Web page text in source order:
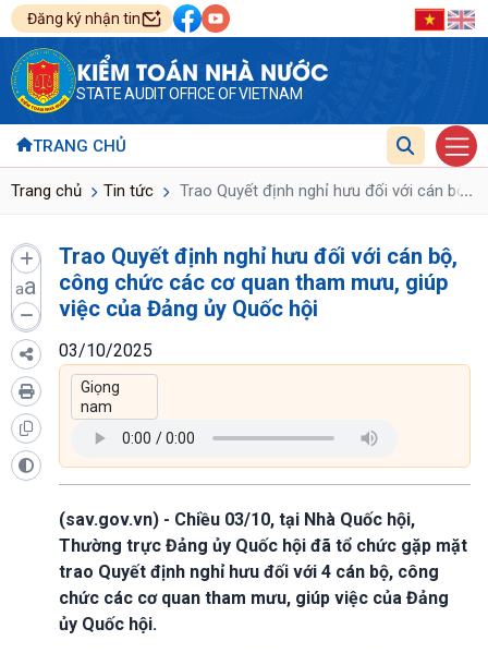
Đăng ký nhận tin
KIỂM TOÁN NHÀ NƯỚC
STATE AUDIT OFFICE OF VIETNAM
TRANG CHỦ
Trang chủ Tin tức Trao Quyết định nghỉ hưu đối với cán bộ,
...
aa
Trao Quyết định nghỉ hưu đối với cán bộ,
công chức các cơ quan tham mưu, giúp
việc của Đảng ủy Quốc hội
03/10/2025
(sav.gov.vn) - Chiều 03/10, tại Nhà Quốc hội,
Thường trực Đảng ủy Quốc hội đã tổ chức gặp mặt
trao Quyết định nghỉ hưu đối với 4 cán bộ, công
chức các cơ quan tham mưu, giúp việc của Đảng
ủy Quốc hội.